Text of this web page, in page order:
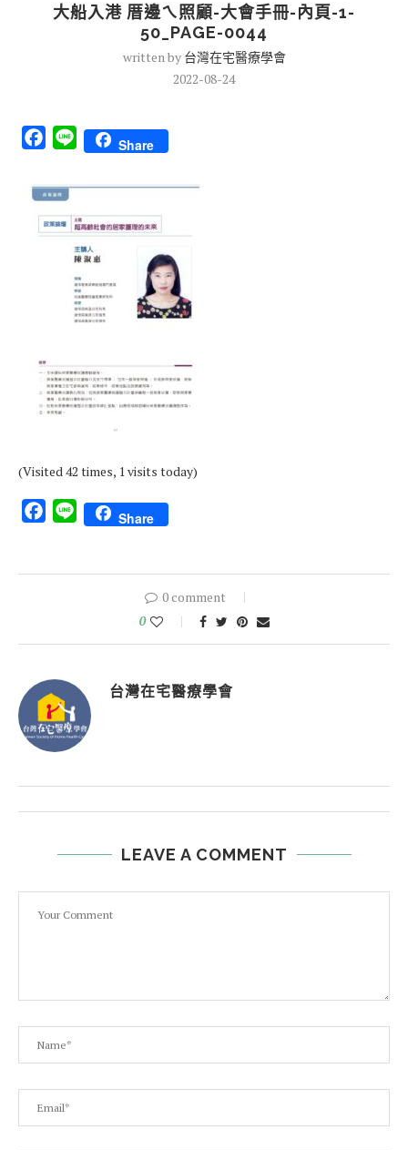
大船入港 厝邊ㄟ照顧-大會手冊-內頁-1-
50_PAGE-0044
written by 台灣在宅醫療學會
2022-08-24
Facebook
Line Share
(Visited 42 times, 1 visits today)
Facebook
Line Share
0 comment
0
台灣在宅醫療學會
LEAVE A COMMENT